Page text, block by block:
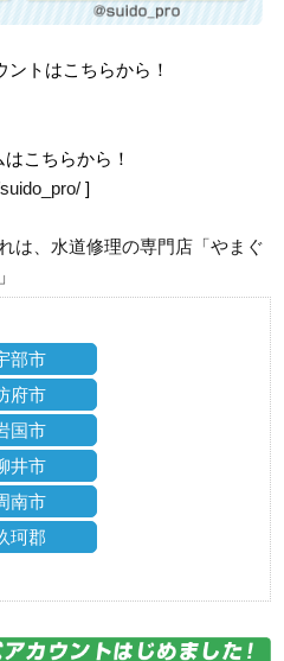
トはこちらから！
こちらから！
]
は、水道修理の専門店「やまぐ
部市
府市
国市
井市
南市
珂郡